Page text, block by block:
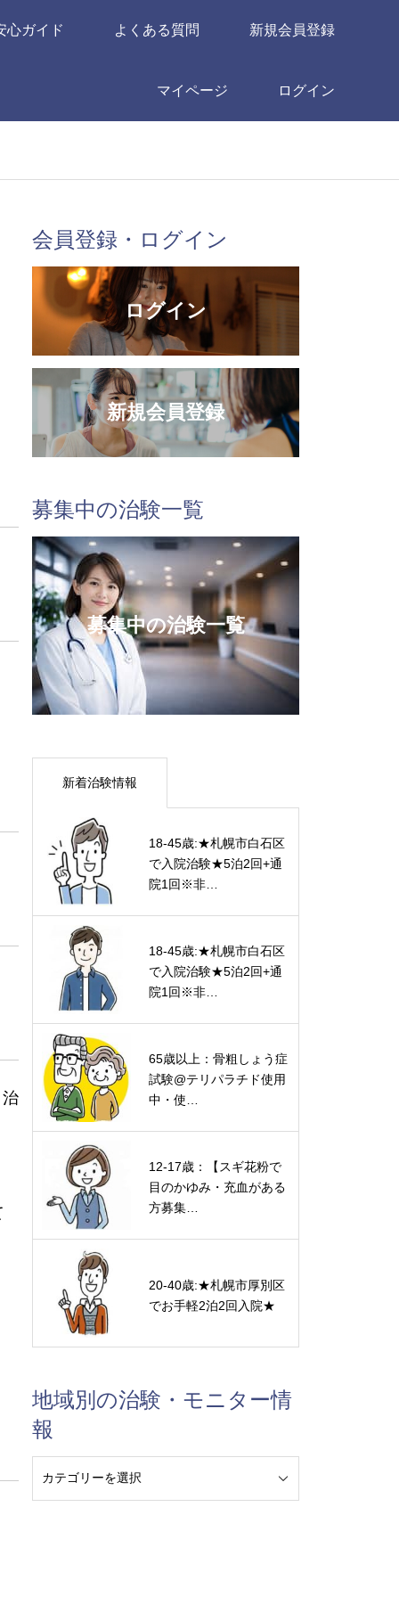
心ガイド よくある質問 新規会員登録
マイページ ログイン
会員登録・ログイン
ログイン
新規会員登録
募集中の治験一覧
募集中の治験一覧
新着治験情報
18-45歳:★札幌市白石区
で入院治験★5泊2回+通
院1回※非…
18-45歳:★札幌市白石区
で入院治験★5泊2回+通
院1回※非…
65歳以上：骨粗しょう症
試験@テリパラチド使用
中・使…
12-17歳：【スギ花粉で
目のかゆみ・充血がある
方募集…
20-40歳:★札幌市厚別区
でお手軽2泊2回入院★
地域別の治験・モニター情
報